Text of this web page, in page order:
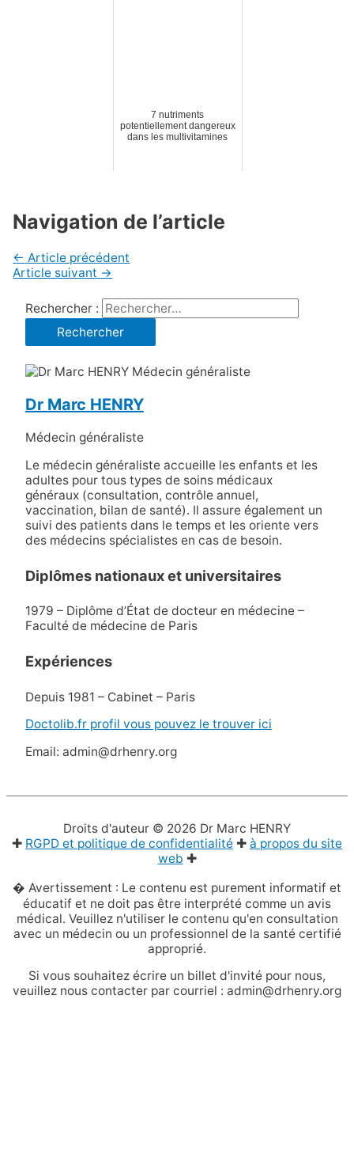
7 nutriments
potentiellement dangereux
dans les multivitamines
Navigation de l’article
← Article précédent
Article suivant →
Rechercher :
Dr Marc HENRY
Médecin généraliste
Le médecin généraliste accueille les enfants et les
adultes pour tous types de soins médicaux
généraux (consultation, contrôle annuel,
vaccination, bilan de santé). Il assure également un
suivi des patients dans le temps et les oriente vers
des médecins spécialistes en cas de besoin.
Diplômes nationaux et universitaires
1979 – Diplôme d’État de docteur en médecine –
Faculté de médecine de Paris
Expériences
Depuis 1981 – Cabinet – Paris
Doctolib.fr profil vous pouvez le trouver ici
Email: admin@drhenry.org
Droits d'auteur © 2026 Dr Marc HENRY
✚ RGPD et politique de confidentialité ✚ à propos du site
web ✚
� Avertissement : Le contenu est purement informatif et
éducatif et ne doit pas être interprété comme un avis
médical. Veuillez n'utiliser le contenu qu'en consultation
avec un médecin ou un professionnel de la santé certifié
approprié.
Si vous souhaitez écrire un billet d'invité pour nous,
veuillez nous contacter par courriel : admin@drhenry.org